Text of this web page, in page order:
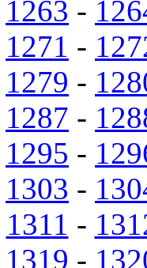
1263 -
1271 -
1279 -
1287 -
1295 -
1303 -
1311 -
1319 -